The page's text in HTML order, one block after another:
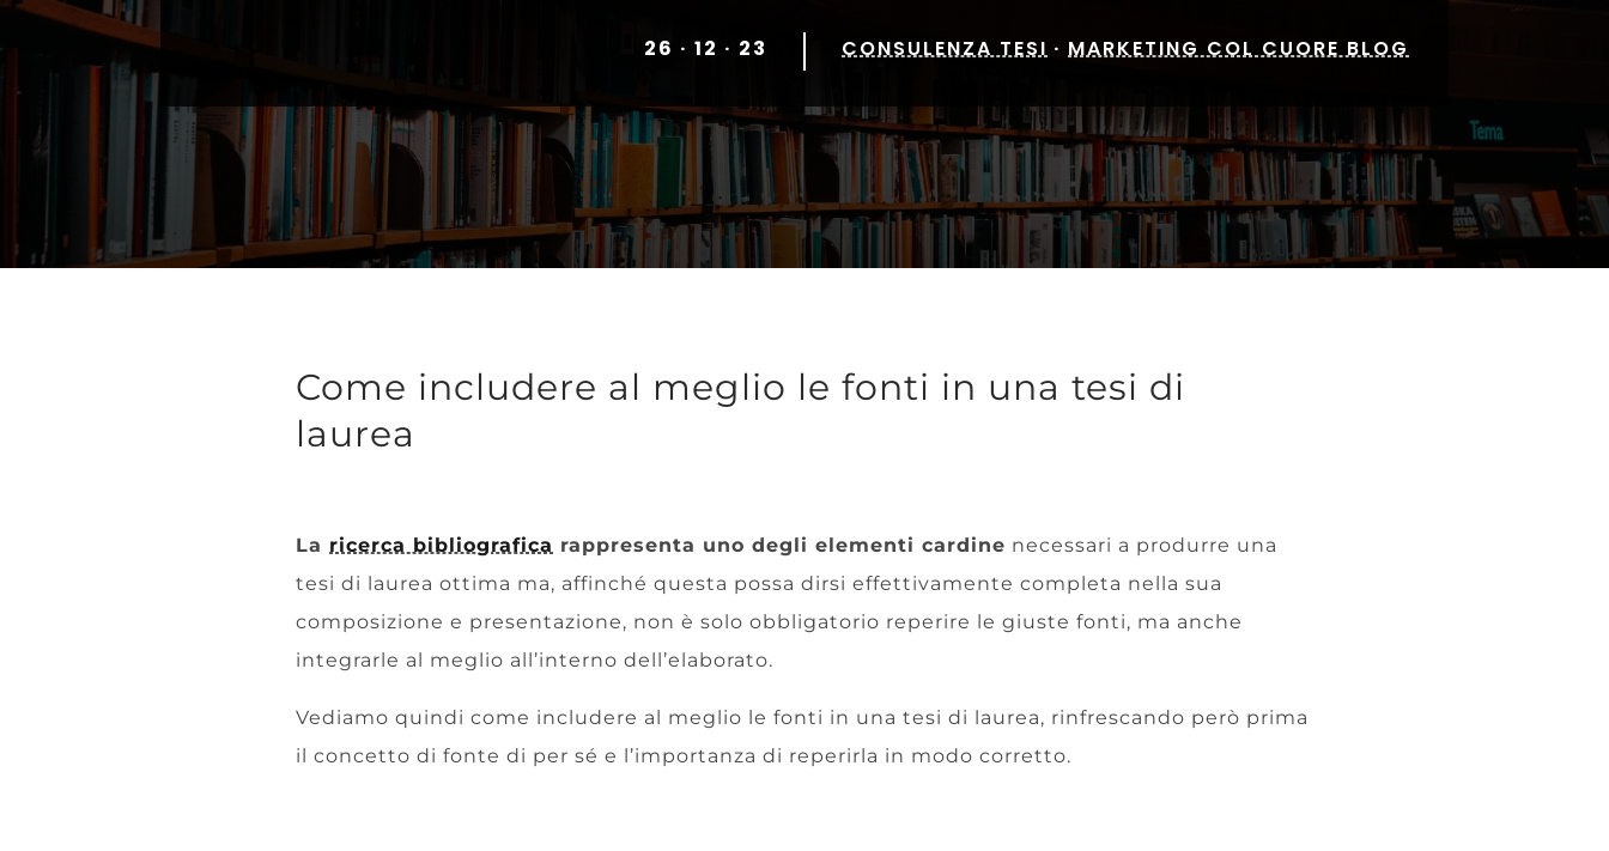
26 · 12 · 23 CONSULENZA TESI · MARKETING COL CUORE BLOG
Come includere al meglio le fonti in una tesi di
laurea
La ricerca bibliografica rappresenta uno degli elementi cardine necessari a produrre una
tesi di laurea ottima ma, affinché questa possa dirsi effettivamente completa nella sua
composizione e presentazione, non è solo obbligatorio reperire le giuste fonti, ma anche
integrarle al meglio all’interno dell’elaborato.
Vediamo quindi come includere al meglio le fonti in una tesi di laurea, rinfrescando però prima
il concetto di fonte di per sé e l’importanza di reperirla in modo corretto.